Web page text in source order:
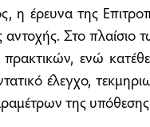
έρευνα της
αντοχής. Στο
ενώ
έλεγχο,
της